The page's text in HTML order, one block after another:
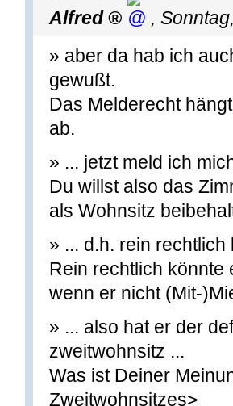
Alfred ,
» aber da hab ich
gewußt.
Das Melderecht
ab.
» ... jetzt meld ich
Du willst also das
als Wohnsitz
» ... d.h. rein
Rein rechtlich könnte
wenn er nicht (Mit-
» ... also hat er der
zweitwohnsitz ...
Was ist Deiner
Zweitwohnsitzes>